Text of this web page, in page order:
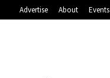
Advertise About Events